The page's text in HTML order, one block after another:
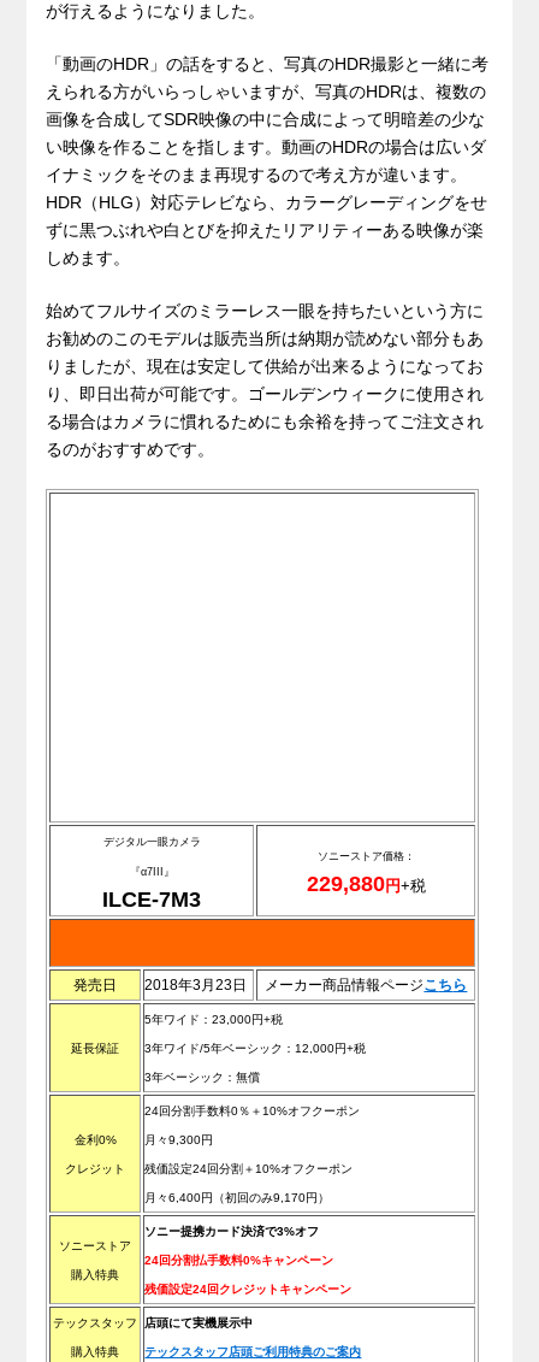
が行えるようになりました。
「動画のHDR」の話をすると、写真のHDR撮影と一緒に考
えられる方がいらっしゃいますが、写真のHDRは、複数の
画像を合成してSDR映像の中に合成によって明暗差の少な
い映像を作ることを指します。動画のHDRの場合は広いダ
イナミックをそのまま再現するので考え方が違います。
HDR（HLG）対応テレビなら、カラーグレーディングをせ
ずに黒つぶれや白とびを抑えたリアリティーある映像が楽
しめます。
始めてフルサイズのミラーレス一眼を持ちたいという方に
お勧めのこのモデルは販売当所は納期が読めない部分もあ
りましたが、現在は安定して供給が出来るようになってお
り、即日出荷が可能です。ゴールデンウィークに使用され
る場合はカメラに慣れるためにも余裕を持ってご注文され
るのがおすすめです。
デジタル一眼カメラ
『α7III』
ILCE-7M3
ソニーストア価格：
229,880円+税
発売日 2018年3月23日 メーカー商品情報ページこち ら
延長保証
5年ワイド：23,000円+税
3年ワイド/5年ベーシック：12,000円+税
3年ベーシック：無償
金利0%
クレジット
24回分割手数料0％＋10%オフクーポン
月々9,300円
残価設定24回分割＋10%オフクーポン
月々6,400円（初回のみ9,170円）
ソニーストア
購入特典
ソニー提携カード決済で3%オフ
24回分割払手数料0%キャンペーン
残価設定24回クレジットキャンペーン
テックスタッフ
購入特典
店頭にて実機展示中
テックスタッフ店頭ご利用特典のご案内